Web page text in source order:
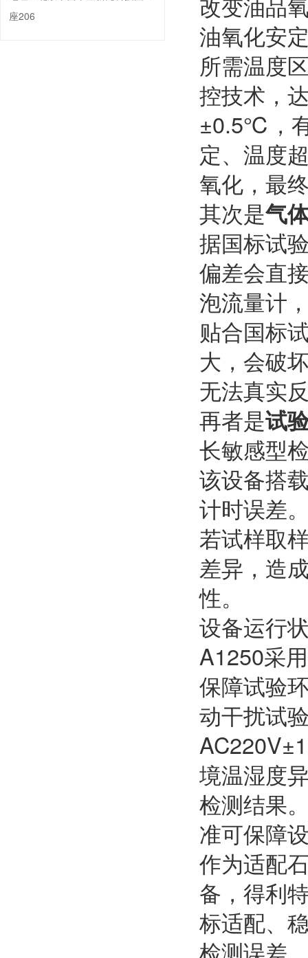
油氧化安
所需温度
控技术，
±0.5℃，
定、温度
氧化，最
其次是气
据国标试
偏差会直
泡流量计
贴合国标
大，会破
无法真实
再者是试
长敏感型
该设备搭
计时误差
若试样取
差异，造
性。
设备运行
A1250采
保障试验
动干扰试
境温湿度
检测结果
准可保障
作为适配
备，得利
标适配、
检测误差
座206